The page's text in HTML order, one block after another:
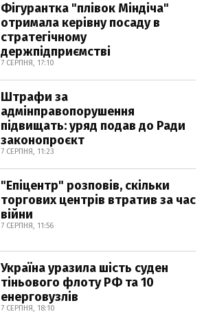
Фігурантка "плівок Міндіча"
отримала керівну посаду в
стратегічному
держпідприємстві
7 СЕРПНЯ, 17:10
Штрафи за
адмінправопорушення
підвищать: уряд подав до Ради
законопроєкт
7 СЕРПНЯ, 11:23
"Епіцентр" розповів, скільки
торгових центрів втратив за час
війни
7 СЕРПНЯ, 11:56
Україна уразила шість суден
тіньового флоту РФ та 10
енерговузлів
7 СЕРПНЯ, 18:10